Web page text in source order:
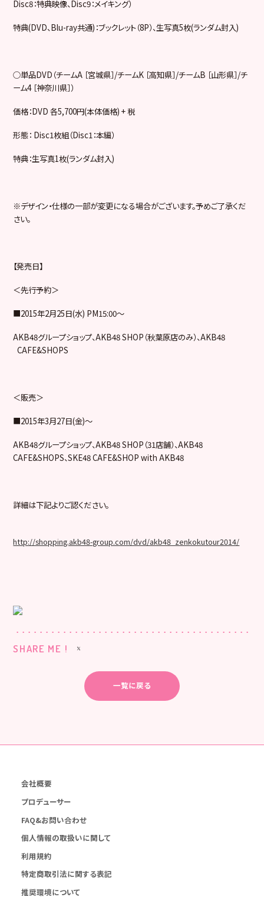
Disc8：特典映像、Disc9：メイキング）
特典(DVD、Blu-ray共通) ：ブックレット（8P）、生写真5枚(ランダム封入)
○単品DVD （チームA ［宮城県］/チームK ［高知県］/チームB ［山形県］/チ
ーム4 ［神奈川県］）
価格：DVD各5,700円(本体価格) +税
形態： Disc1枚組（Disc1 ：本編）
特典：生写真1枚(ランダム封入)
※デザイン・仕様の一部が変更になる場合がございます。予めご了承くだ
さい。
【発売日】
＜先行予約＞
■2015年2月25日(水) PM15:00～
AKB48グループショップ、AKB48 SHOP （秋葉原店のみ）、AKB48
CAFE&SHOPS
＜販売＞
■2015年3月27日(金)～
AKB48グループショップ、AKB48 SHOP （31店舗）、AKB48
CAFE&SHOPS、SKE48 CAFE&SHOP with AKB48
詳細は下記よりご認ください。
http://shopping.akb48-group.com/dvd/akb48_zenkokutour2014/
SHARE ME !
一覧に戻る
会社概要
プロデューサー
FAQ&お問い合わせ
個人情報の取扱いに関して
利用規約
特定商取引法に関する表記
推奨環境について